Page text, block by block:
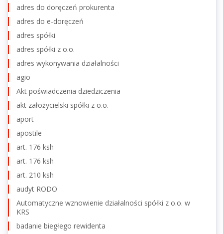
adres do doręczeń prokurenta
adres do e-doręczeń
adres spółki
adres spółki z o.o.
adres wykonywania działalności
agio
Akt poświadczenia dziedziczenia
akt założycielski spółki z o.o.
aport
apostile
art. 176 ksh
art. 176 ksh
art. 210 ksh
audyt RODO
Automatyczne wznowienie działalności spółki z o.o. w
KRS
badanie biegłego rewidenta